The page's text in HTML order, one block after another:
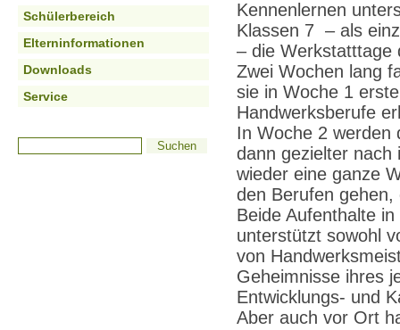
Schülerbereich
Elterninformationen
Downloads
Service
Kennenlernen
Klassen 7 – als
– die Werkstatttage
Zwei Wochen lang
sie in Woche 1
Handwerksberufe
In Woche 2 werden
dann gezielter nach
wieder eine ganze
den Berufen
Beide Aufenthalte
unterstützt sowohl
von
Geheimnisse ihres
Entwicklungs- und
Aber auch vor Ort